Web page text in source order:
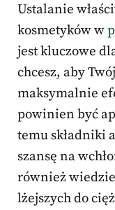
Ustalanie
kosmetyków w
jest kluczowe
chcesz, aby
maksymalnie
powinien być
temu składniki
szansę na
również
lżejszych do